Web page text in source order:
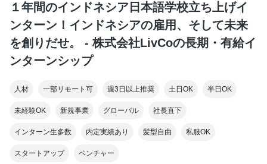
１年間のインドネシア日本語学校立ち上げイ
ンターン！インドネシアの雇用、そして未来
を創りだせ。 - 株式会社LivCoの長期・有給イ
ンターンシップ
人材 一部リモート可 週3日以上推奨 土日OK 半日OK
未経験OK 新規事業 グローバル 社長直下
インターン生多数 内定実績あり 髪型自由 私服OK
スタートアップ ベンチャー